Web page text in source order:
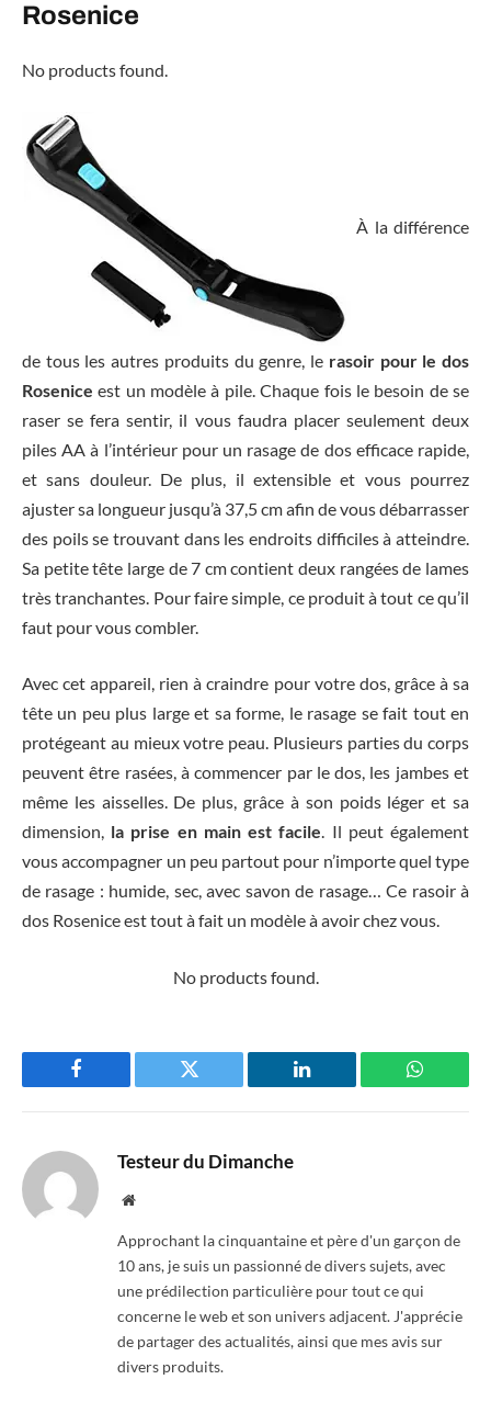
Rosenice
No products found.
À la différence
de tous les autres produits du genre, le rasoir pour le dos
Rosenice est un modèle à pile. Chaque fois le besoin de se
raser se fera sentir, il vous faudra placer seulement deux
piles AA à l’intérieur pour un rasage de dos efficace rapide,
et sans douleur. De plus, il extensible et vous pourrez
ajuster sa longueur jusqu’à 37,5 cm afin de vous débarrasser
des poils se trouvant dans les endroits difficiles à atteindre.
Sa petite tête large de 7 cm contient deux rangées de lames
très tranchantes. Pour faire simple, ce produit à tout ce qu’il
faut pour vous combler.
Avec cet appareil, rien à craindre pour votre dos, grâce à sa
tête un peu plus large et sa forme, le rasage se fait tout en
protégeant au mieux votre peau. Plusieurs parties du corps
peuvent être rasées, à commencer par le dos, les jambes et
même les aisselles. De plus, grâce à son poids léger et sa
dimension, la prise en main est facile. Il peut également
vous accompagner un peu partout pour n’importe quel type
de rasage : humide, sec, avec savon de rasage… Ce rasoir à
dos Rosenice est tout à fait un modèle à avoir chez vous.
No products found.
Facebook Twitter LinkedIn
Testeur du Dimanche
Website
Approchant la cinquantaine et père d'un garçon de
10 ans, je suis un passionné de divers sujets, avec
une prédilection particulière pour tout ce qui
concerne le web et son univers adjacent. J'apprécie
de partager des actualités, ainsi que mes avis sur
divers produits.